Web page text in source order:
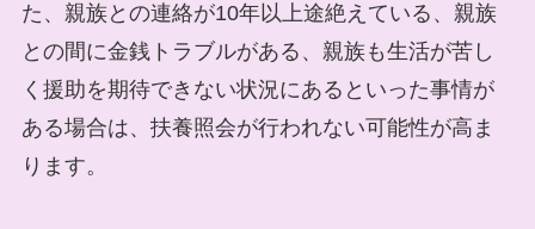
た、親族との連絡が10年以上途絶えている、親族
との間に金銭トラブルがある、親族も生活が苦し
く援助を期待できない状況にあるといった事情が
ある場合は、扶養照会が行われない可能性が高ま
ります。